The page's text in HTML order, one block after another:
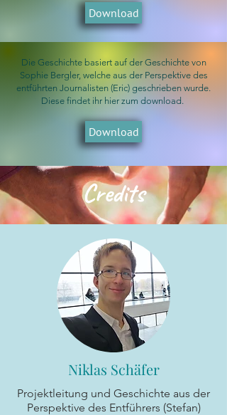
Download
Die Geschichte basiert auf der Geschichte von
Sophie Bergler, welche aus der Perspektive des
entführten Journalisten (Eric) geschrieben wurde.
Diese findet ihr hier zum download.
Download
Credits
Niklas Schäfer
Projektleitung und Geschichte aus der
Perspektive des Entführers (Stefan)